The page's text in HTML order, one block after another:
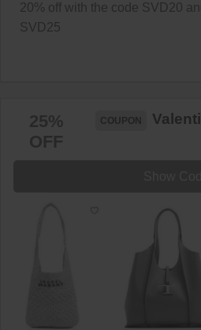
20% off with the code SVD20
SVD25
25%
OFF